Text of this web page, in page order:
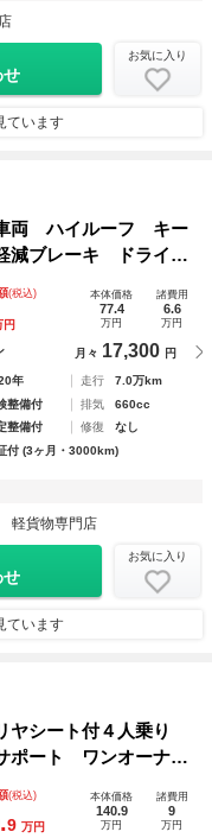
せ
お気に入り
ています
両 ハイルーフ キー
減ブレーキ ドライブ
簿 軽貨物 軽バン
(税込)
円
本体価格
77.4
万円
諸費用
6.6
万円
月々 17,300 円
年 走行
7.0万km
整備付 排気
660cc
整備付 修復
なし
付 (3ヶ月・3000km)
軽貨物専門店
せ
お気に入り
ています
シート付４人乗り
ポート ワンオーナー
き ４速オートマ
(税込)
9 万円
本体価格
140.9
万円
諸費用
9
万円